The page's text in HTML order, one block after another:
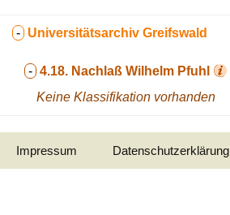
- Universitätsarchiv Greifswald
- 4.18. Nachlaß Wilhelm Pfuhl
Keine Klassifikation vorhanden
Impressum Datenschutzerklärung